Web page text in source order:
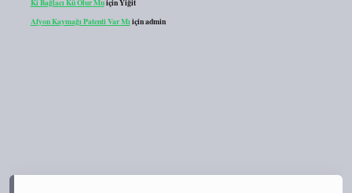
Ki Bağlacı Kü Olur MuiçinYiğit
Afyon Kaymağı Patenti Var Mı içinadmin